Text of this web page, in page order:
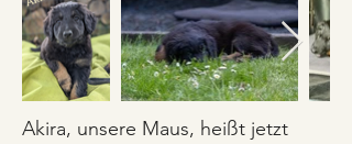
Akira, unsere Maus, heißt jetzt